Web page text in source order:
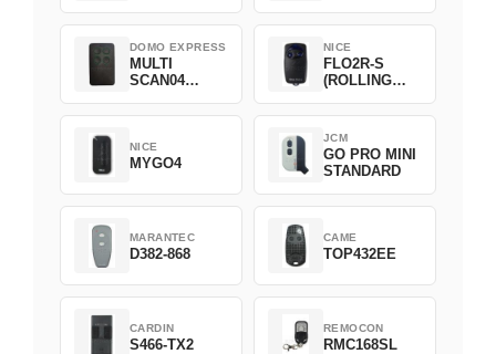
DOMO EXPRESS
MULTI
SCAN04
NICE
FLO2R-S
(ROLLING
NICE
MYGO4
JCM
GO PRO MINI
STANDARD
MARANTEC
D382-868
CAME
TOP432EE
CARDIN
S466-TX2
REMOCON
RMC168SL